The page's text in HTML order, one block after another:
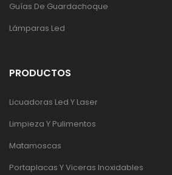
Guías De Guardachoque
Lámparas Led
PRODUCTOS
Licuadoras Led Y Laser
Limpieza Y Pulimentos
Matamoscas
Portaplacas Y Viceras Inoxidables